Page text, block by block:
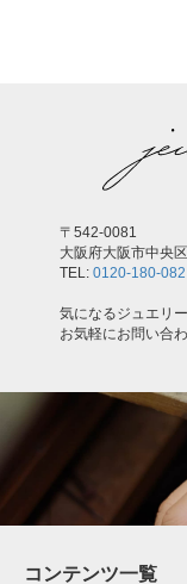
〒542-0081
大阪府大阪市中央
TEL: 0120-180-082
気になるジュエリ
お気軽にお問い合
コンテンツ一覧